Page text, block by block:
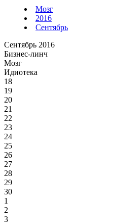
Мозг
2016
Сентябрь
Сентябрь 2016
Бизнес-линч
Мозг
Идиотека
18
19
20
21
22
23
24
25
26
27
28
29
30
1
2
3